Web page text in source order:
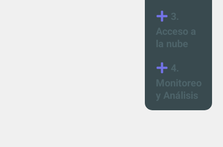
3.
Acceso a
la nube
4.
Monitoreo
y Análisis